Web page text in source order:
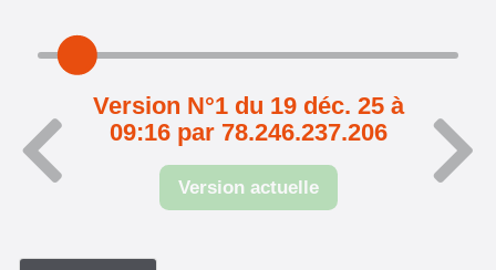
Version N°1 du 19 déc. 25 à
09:16 par 78.246.237.206
Version actuelle